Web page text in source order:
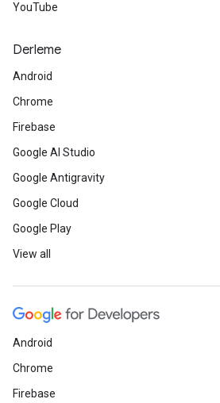
YouTube
Derleme
Android
Chrome
Firebase
Google AI Studio
Google Antigravity
Google Cloud
Google Play
View all
Android
Chrome
Firebase